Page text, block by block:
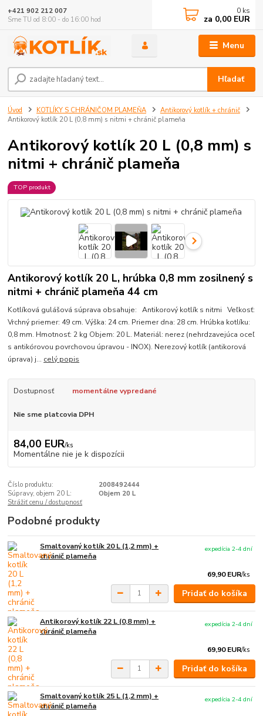
Menu
Hľadať
+421 902 212 007
Sme TU od 8:00 - do 16:00 hod
0 ks
za 0,00 EUR
Úvod KOTLÍKY S CHRÁNIČOM PLAMEŇA
Antikorový kotlík + chránič
Antikorový kotlík 20 L (0,8 mm) s nitmi + chránič plameňa
Antikorový kotlík 20 L (0,8 mm) s
nitmi + chránič plameňa
TOP produkt
Antikorový kotlík 20 L, hrúbka 0,8 mm zosilnený s
nitmi + chránič plameňa 44 cm
Kotlíková gulášová súprava obsahuje: Antikorový kotlík s nitmi Veľkosť:
Vrchný priemer: 49 cm. Výška: 24 cm. Priemer dna: 28 cm. Hrúbka kotlíku:
0,8 mm. Hmotnosť: 2 kg Objem: 20 L. Materiál: nerez (nehrdzavejúca oceľ
s antikórovou povrchovou úpravou - INOX). Nerezový kotlík (antikorová
úprava) j... celý popis
Dostupnosť momentálne vypredané
Nie sme platcovia DPH
84,00 EUR/ks
Momentálne nie je k dispozícii
Číslo produktu:
2008492444
Súpravy, objem 20 L:
Objem 20 L
Strážiť cenu / dostupnosť
Podobné produkty
Smaltovaný kotlík 20 L (1,2 mm) +
chránič plameňa
69,90 EUR/ks
expedícia 2-4 dní
Pridať do košíka
Antikorový kotlík 22 L (0,8 mm) +
chránič plameňa
69,90 EUR/ks
expedícia 2-4 dní
Pridať do košíka
Smaltovaný kotlík 25 L (1,2 mm) +
chránič plameňa
expedícia 2-4 dní